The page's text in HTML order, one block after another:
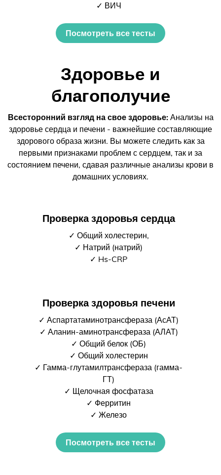
✓ ВИЧ
Посмотреть все тесты
Здоровье и
благополучие
Всесторонний взгляд на свое здоровье:Анализы на
здоровье сердца и печени - важнейшие составляющие
здорового образа жизни. Вы можете следить как за
первыми признаками проблем с сердцем, так и за
состоянием печени, сдавая различные анализы крови в
домашних условиях.
Проверка здоровья сердца
✓ Общий холестерин,
✓ Натрий (натрий)
✓ Hs-CRP
Проверка здоровья печени
✓ Аспартатаминотрансфераза (АсАТ)
✓ Аланин-аминотрансфераза (АЛАТ)
✓ Общий белок (ОБ)
✓ Общий холестерин
✓ Гамма-глутамилтрансфераза (гамма-
ГТ)
✓ Щелочная фосфатаза
✓ Ферритин
✓ Железо
Посмотреть все тесты